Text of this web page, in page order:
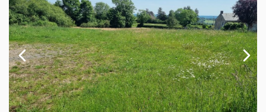
Estimation
Biens vendus
Notre agence
Contact